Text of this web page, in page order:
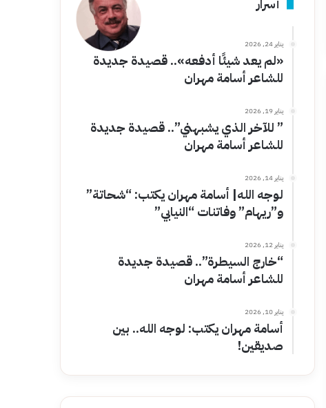
أسرار
يناير 24, 2026
«لم يعد شيئًا أدفعه».. قصيدة جديدة
للشاعر أسامة مهران
يناير 19, 2026
” للآخر الذي يشبهني”.. قصيدة جديدة
للشاعر أسامة مهران
يناير 14, 2026
لوجه الله| أسامة مهران يكتب: “شحاتة”
و”ريهام” وفاتنات “النيابي”
يناير 12, 2026
“خارج السيطرة”.. قصيدة جديدة
للشاعر أسامة مهران
يناير 10, 2026
أسامة مهران يكتب: لوجه الله.. بين
صديقين!